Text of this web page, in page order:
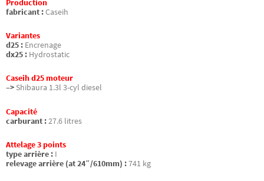
Production
fabricant :Caseih
Variantes
d25 : Encrenage
dx25 : Hydrostatic
Caseih d25 moteur
–> Shibaura 1.3l 3-cyl diesel
Capacité
carburant :27.6 litres
Attelage 3 points
type arrière : I
relevage arrière (at 24″/610mm) :741 kg